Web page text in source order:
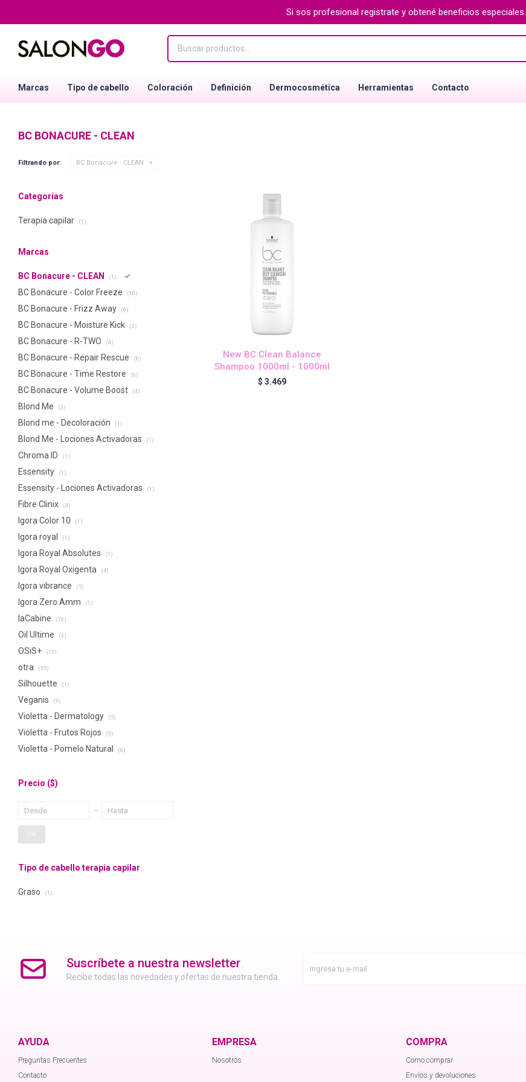
Si sos profesional registrate y obtené beneficios especiales.
Marcas Tipo de cabello Coloración Definición Dermocosmética Herramientas Contacto
BC BONACURE - CLEAN
Filtrando por: BC Bonacure - CLEAN
New BC Clean Balance
Shampoo 1000ml - 1000ml
$ 3.469
Categorías
Terapia capilar (1)
Marcas
BC Bonacure - CLEAN (1)
BC Bonacure - Color Freeze (10)
BC Bonacure - Frizz Away (6)
BC Bonacure - Moisture Kick (2)
BC Bonacure - R-TWO (4)
BC Bonacure - Repair Rescue (6)
BC Bonacure - Time Restore (6)
BC Bonacure - Volume Boost (4)
Blond Me (3)
Blond me - Decoloración (1)
Blond Me - Lociones Activadoras (1)
Chroma ID (1)
Essensity (1)
Essensity - Lociones Activadoras (1)
Fibre Clinix (4)
Igora Color 10 (1)
Igora royal (1)
Igora Royal Absolutes (1)
Igora Royal Oxigenta (4)
Igora vibrance (5)
Igora Zero Amm (1)
laCabine (16)
Oil Ultime (3)
OSiS+ (13)
otra (55)
Silhouette (1)
Veganis (9)
Violetta - Dermatology (5)
Violetta - Frutos Rojos (5)
Violetta - Pomelo Natural (6)
Precio ($)
OK
Tipo de cabello terapia capilar
Graso (1)
Suscríbete a nuestra newsletter
Recibe todas las novedades y ofertas de nuestra tienda.
AYUDA
Preguntas Frecuentes
Contacto
EMPRESA
Nosotros
COMPRA
Como comprar
Envíos y devoluciones